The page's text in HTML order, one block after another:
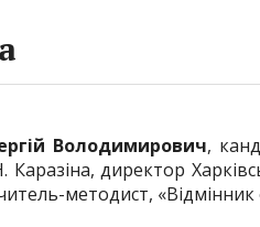
Володимирович,
Каразіна, директор
методист, «Відмінник